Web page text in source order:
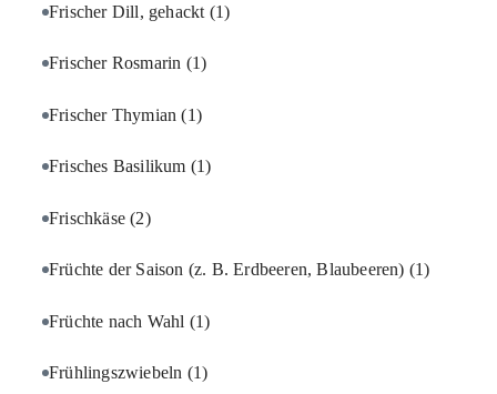
Frischer Dill, gehackt (1)
Frischer Rosmarin (1)
Frischer Thymian(1)
Frisches Basilikum (1)
Frischkäse(2)
Früchte der Saison (z. B. Erdbeeren, Blaubeeren) (1)
Früchte nach Wahl (1)
Frühlingszwiebeln (1)